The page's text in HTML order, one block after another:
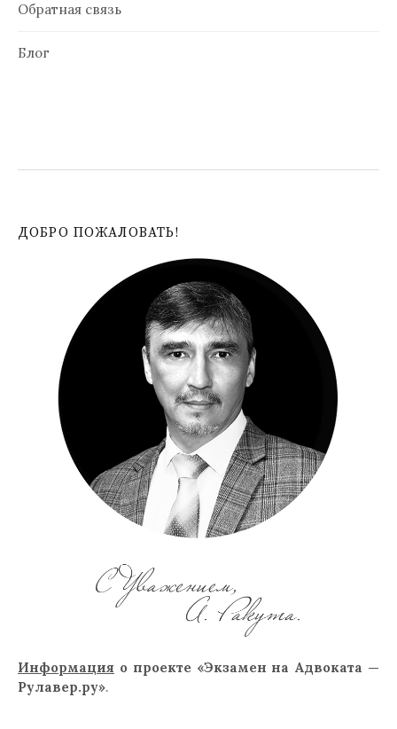
Обратная связь
Блог
ДОБРО ПОЖАЛОВАТЬ!
Информация о проекте «Экзамен на Адвоката —
Рулавер.ру».